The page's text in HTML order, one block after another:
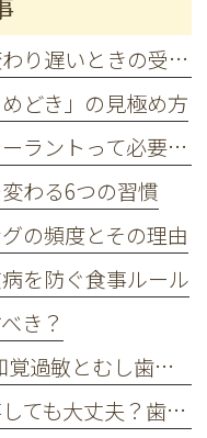
今すぐ確認！永久歯の生え変わり遅いときの受診タイミング
どき」の見極め方
子どもにシーラントとは？シーラントって必要？船橋の歯医者が解説
わる6つの習慣
の頻度とその理由
を防ぐ食事ルール
き？
「歯がしみる」は放置NG？知覚過敏とむし歯の違いを歯医者が解説
歯医者クリーニング後に食事しても大丈夫？歯科医が解説